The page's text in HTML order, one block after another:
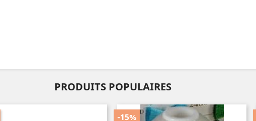
PRODUITS POPULAIRES
-15%